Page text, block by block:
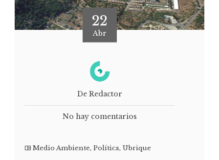
22
Abr
De Redactor
No hay comentarios
Medio Ambiente, Política, Ubrique